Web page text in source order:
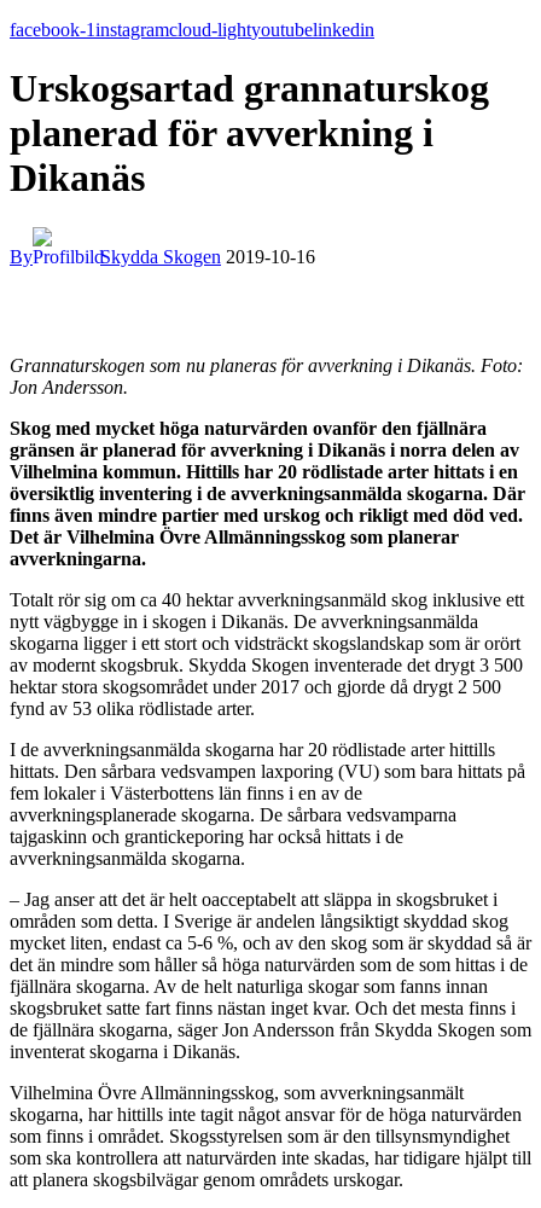
facebook-1instagramcloud-lightyoutubelinkedin
Urskogsartad grannaturskog
planerad för avverkning i
Dikanäs
By Skydda Skogen 2019-10-16
Grannaturskogen som nu planeras för avverkning i Dikanäs. Foto:
Jon Andersson.
Skog med mycket höga naturvärden ovanför den fjällnära
gränsen är planerad för avverkning i Dikanäs i norra delen av
Vilhelmina kommun. Hittills har 20 rödlistade arter hittats i en
översiktlig inventering i de avverkningsanmälda skogarna. Där
finns även mindre partier med urskog och rikligt med död ved.
Det är Vilhelmina Övre Allmänningsskog som planerar
avverkningarna.
Totalt rör sig om ca 40 hektar avverkningsanmäld skog inklusive ett
nytt vägbygge in i skogen i Dikanäs. De avverkningsanmälda
skogarna ligger i ett stort och vidsträckt skogslandskap som är orört
av modernt skogsbruk. Skydda Skogen inventerade det drygt 3 500
hektar stora skogsområdet under 2017 och gjorde då drygt 2 500
fynd av 53 olika rödlistade arter.
I de avverkningsanmälda skogarna har 20 rödlistade arter hittills
hittats. Den sårbara vedsvampen laxporing (VU) som bara hittats på
fem lokaler i Västerbottens län finns i en av de
avverkningsplanerade skogarna. De sårbara vedsvamparna
tajgaskinn och grantickeporing har också hittats i de
avverkningsanmälda skogarna.
– Jag anser att det är helt oacceptabelt att släppa in skogsbruket i
områden som detta. I Sverige är andelen långsiktigt skyddad skog
mycket liten, endast ca 5-6 %, och av den skog som är skyddad så är
det än mindre som håller så höga naturvärden som de som hittas i de
fjällnära skogarna. Av de helt naturliga skogar som fanns innan
skogsbruket satte fart finns nästan inget kvar. Och det mesta finns i
de fjällnära skogarna, säger Jon Andersson från Skydda Skogen som
inventerat skogarna i Dikanäs.
Vilhelmina Övre Allmänningsskog, som avverkningsanmält
skogarna, har hittills inte tagit något ansvar för de höga naturvärden
som finns i området. Skogsstyrelsen som är den tillsynsmyndighet
som ska kontrollera att naturvärden inte skadas, har tidigare hjälpt till
att planera skogsbilvägar genom områdets urskogar.